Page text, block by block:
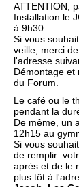
ATTENTION,
Installation le
à 9h30
Si vous
veille, merci
l'adresse
Démontage et
du Forum.
Le café ou le
pendant la
De même, un
12h15 au
Si vous
de remplir
après et de le
plus tôt à
Jacob, Les